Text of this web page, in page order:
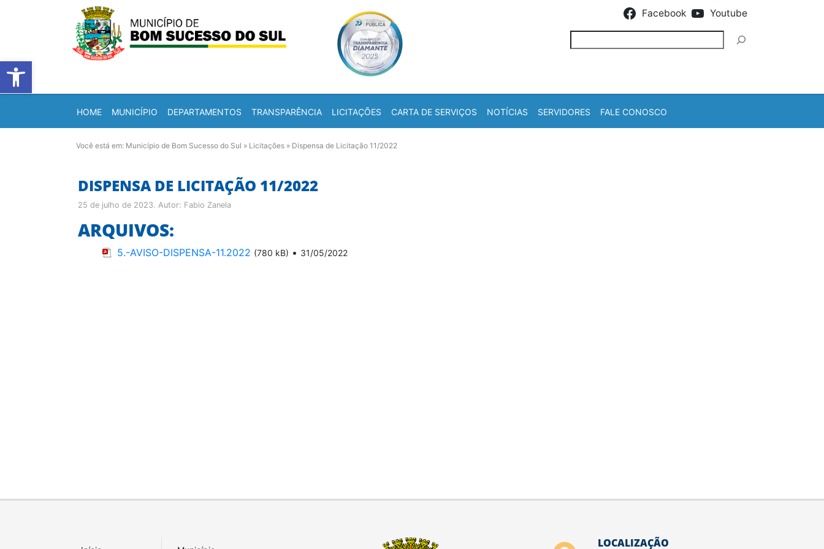
Barra de Ferramentas Aberta
Facebook Youtube
HOME MUNICÍPIO DEPARTAMENTOS TRANSPARÊNCIA LICITAÇÕES CARTA DE SERVIÇOS NOTÍCIAS SERVIDORES FALE CONOSCO
Você está em: Município de Bom Sucesso do Sul » Licitações » Dispensa de Licitação 11/2022
DISPENSA DE LICITAÇÃO 11/2022
25 de julho de 2023. Autor: Fabio Zanela
ARQUIVOS:
5.-AVISO-DISPENSA-11.2022 (780 kB) • 31/05/2022
LOCALIZAÇÃO